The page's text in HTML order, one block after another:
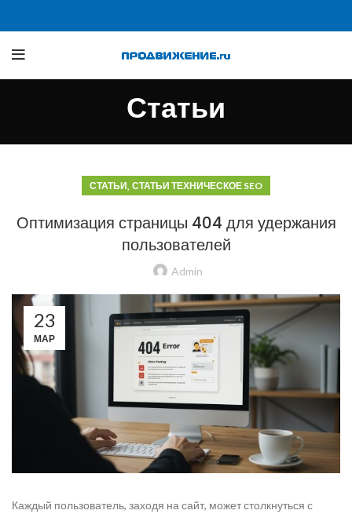
Статьи
СТАТЬИ, СТАТЬИ ТЕХНИЧЕСКОЕ SEO
Оптимизация страницы 404 для удержания
пользователей
Admin
23
МАР
Каждый пользователь, заходя на сайт, может столкнуться с